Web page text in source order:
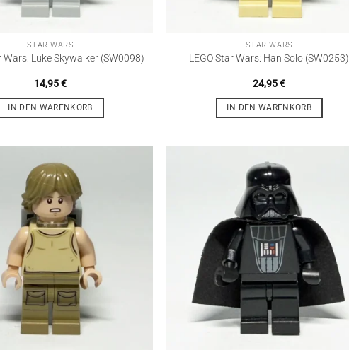
STAR WARS
Wars: Luke Skywalker (SW0098)
14,95€
IN DEN WARENKORB
STAR WARS
LEGO Star Wars: Han Solo (SW0253)
24,95€
IN DEN WARENKORB